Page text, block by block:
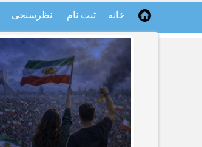
خانه ثبت نام نظرسنجی